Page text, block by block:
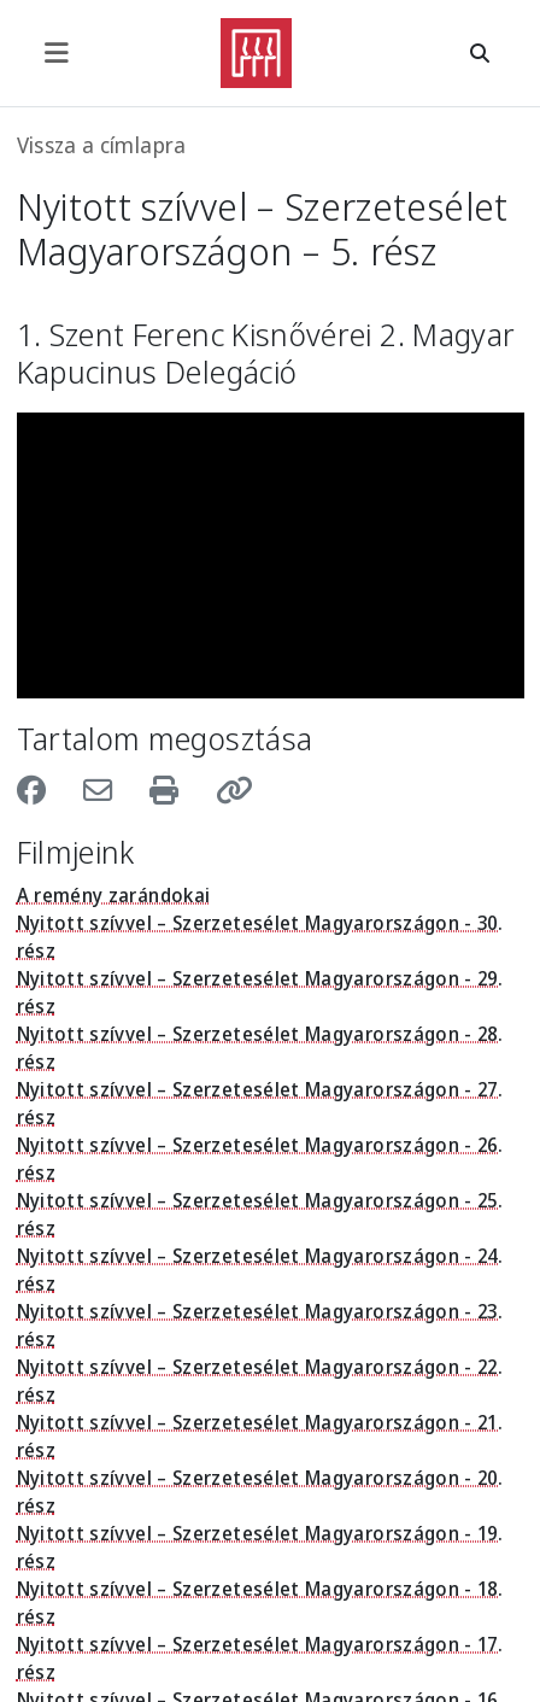
Morzsa
Vissza a címlapra
Nyitott szívvel – Szerzetesélet
Magyarországon – 5. rész
Filmjeink
A remény zarándokai
Nyitott szívvel – Szerzetesélet Magyarországon - 30.
rész
Nyitott szívvel – Szerzetesélet Magyarországon - 29.
rész
Nyitott szívvel – Szerzetesélet Magyarországon - 28.
rész
Nyitott szívvel – Szerzetesélet Magyarországon - 27.
rész
Nyitott szívvel – Szerzetesélet Magyarországon - 26.
rész
Nyitott szívvel – Szerzetesélet Magyarországon - 25.
rész
Nyitott szívvel – Szerzetesélet Magyarországon - 24.
rész
Nyitott szívvel – Szerzetesélet Magyarországon - 23.
rész
Nyitott szívvel – Szerzetesélet Magyarországon - 22.
rész
Nyitott szívvel – Szerzetesélet Magyarországon - 21.
rész
Nyitott szívvel – Szerzetesélet Magyarországon - 20.
rész
Nyitott szívvel – Szerzetesélet Magyarországon - 19.
rész
Nyitott szívvel – Szerzetesélet Magyarországon - 18.
rész
Nyitott szívvel – Szerzetesélet Magyarországon - 17.
rész
1. Szent Ferenc Kisnővérei 2. Magyar
Kapucinus Delegáció
Tartalom megosztása